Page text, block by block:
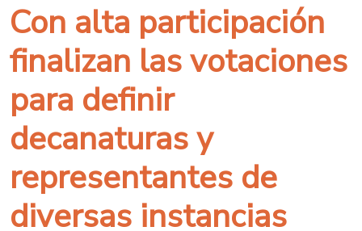
Con alta participación
finalizan las votaciones
para definir
decanaturas y
representantes de
diversas instancias